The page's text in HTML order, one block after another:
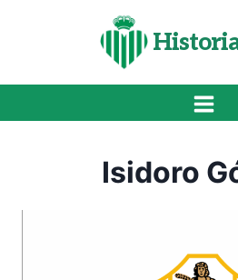
Isidoro